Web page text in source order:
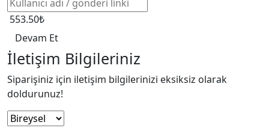
553.50₺
Devam Et
İletişim Bilgileriniz
Siparişiniz için iletişim bilgilerinizi eksiksiz olarak
doldurunuz!